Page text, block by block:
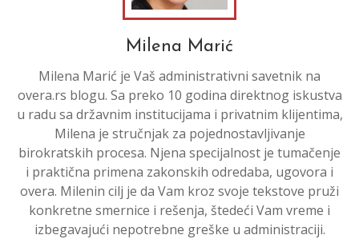
Milena Marić
Milena Marić je Vaš administrativni savetnik na
overa.rs blogu. Sa preko 10 godina direktnog iskustva
u radu sa državnim institucijama i privatnim klijentima,
Milena je stručnjak za pojednostavljivanje
birokratskih procesa. Njena specijalnost je tumačenje
i praktična primena zakonskih odredaba, ugovora i
overa. Milenin cilj je da Vam kroz svoje tekstove pruži
konkretne smernice i rešenja, štedeći Vam vreme i
izbegavajući nepotrebne greške u administraciji.